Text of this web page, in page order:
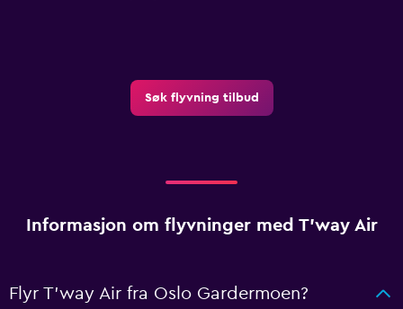
Søk flyvning tilbud
Informasjon om flyvninger med T'way Air
Flyr T'way Air fra Oslo Gardermoen?